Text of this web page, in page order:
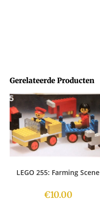
Gerelateerde Producten
LEGO 255: Farming Scene
€10.00